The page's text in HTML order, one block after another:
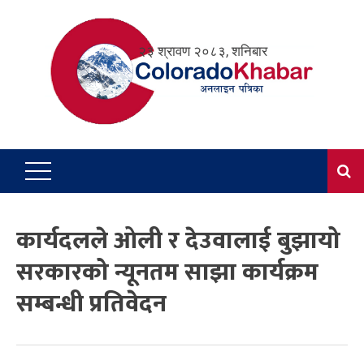
२३ श्रावण २०८३, शनिबार
कार्यदलले ओली र देउवालाई बुझायो
सरकारको न्यूनतम साझा कार्यक्रम
सम्बन्धी प्रतिवेदन